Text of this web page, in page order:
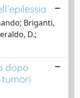
Briganti,
D.;
dopo